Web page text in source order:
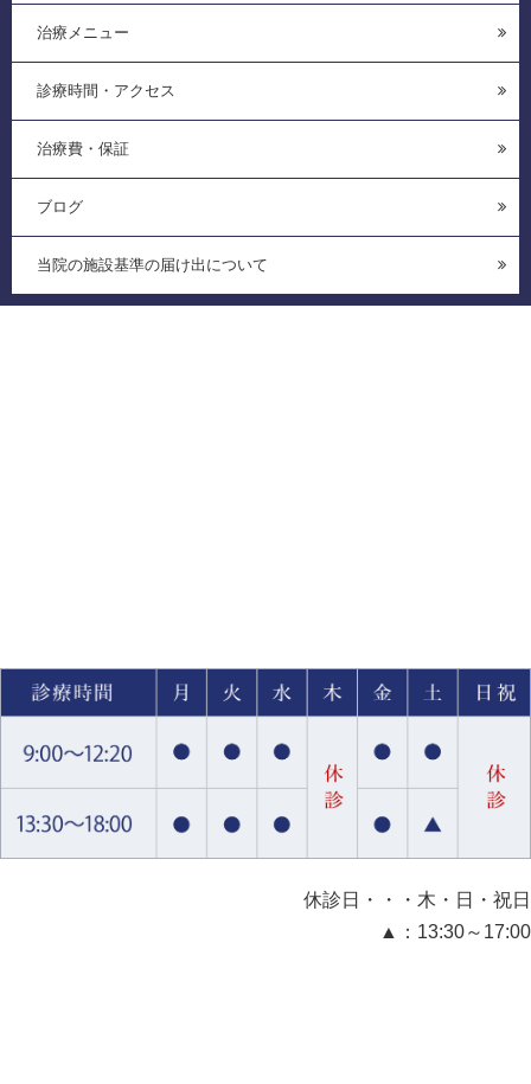
治療メニュー
診療時間・アクセス
治療費・保証
ブログ
当院の施設基準の届け出について
休診日・・・木・日・祝日
▲：13:30～17:00